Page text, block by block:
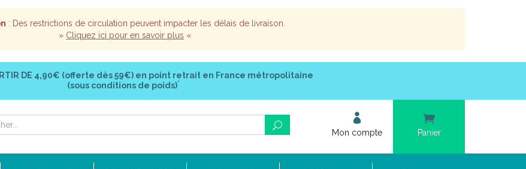
: Des restrictions de circulation peuvent impacter les délais de livraison.
» Cliquez ici pour en savoir plus «
DE 4,90€ (offerte dès 59€) en point retrait en France métropolitaine
(sous conditions de poids)*
Mon compte Panier